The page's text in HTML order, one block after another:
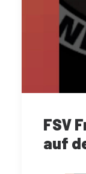
FSV
auf